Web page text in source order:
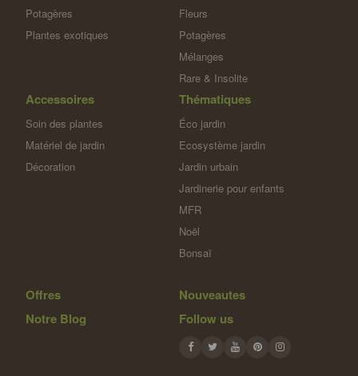
Potagères
Plantes exotiques
Fleurs
Potagères
Mélanges
Rare & Insolite
Accessoires
Soin des plantes
Matériel de jardin
Décoration
Thématiques
Éco jardin
Ecosystème jardin
Jardin urbain
Jardinerie pour enfants
MFR
Noël
Bonsaï
Offres
Nouveautes
Notre Blog
Follow us